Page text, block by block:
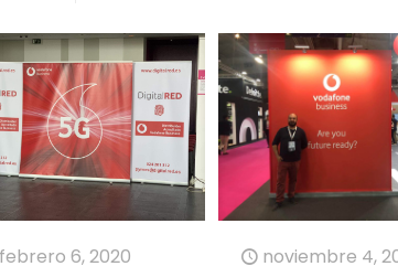
febrero 6, 2020 noviembre 4,